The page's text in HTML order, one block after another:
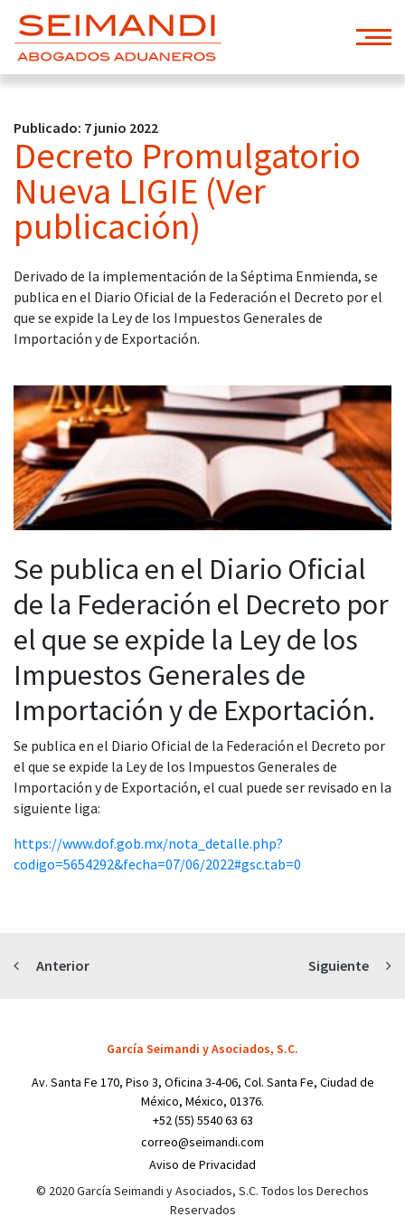
Publicado: 7 junio 2022
Decreto Promulgatorio
Nueva LIGIE (Ver
publicación)
Derivado de la implementación de la Séptima Enmienda, se
publica en el Diario Oficial de la Federación el Decreto por el
que se expide la Ley de los Impuestos Generales de
Importación y de Exportación.
Se publica en el Diario Oficial
de la Federación el Decreto por
el que se expide la Ley de los
Impuestos Generales de
Importación y de Exportación.
Se publica en el Diario Oficial de la Federación el Decreto por
el que se expide la Ley de los Impuestos Generales de
Importación y de Exportación, el cual puede ser revisado en la
siguiente liga:
https://www.dof.gob.mx/nota_detalle.php?
codigo=5654292&fecha=07/06/2022#gsc.tab=0
Anterior Siguiente
García Seimandi y Asociados, S.C.
Av. Santa Fe 170, Piso 3, Oficina 3-4-06, Col. Santa Fe, Ciudad de
México, México, 01376.
+52 (55) 5540 63 63
correo@seimandi.com
Aviso de Privacidad
© 2020 García Seimandi y Asociados, S.C. Todos los Derechos
Reservados